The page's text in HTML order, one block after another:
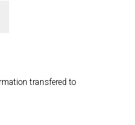
transfered to